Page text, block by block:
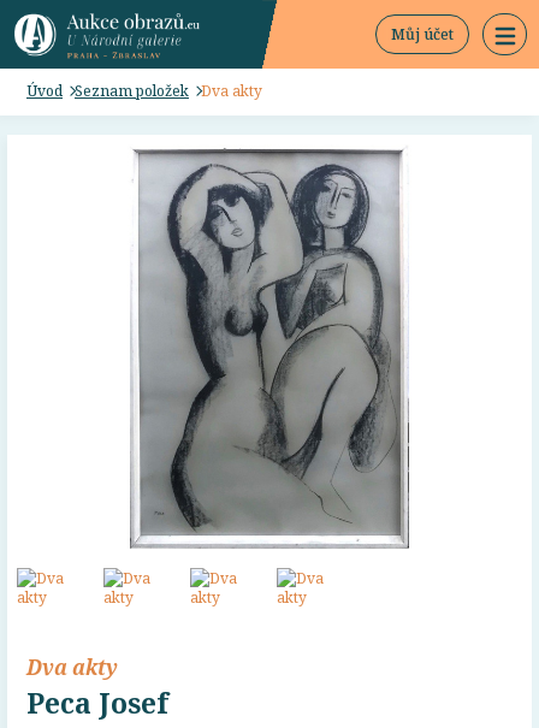
Můj účet
Úvod Seznam položek Dva akty
Dva akty
Peca Josef